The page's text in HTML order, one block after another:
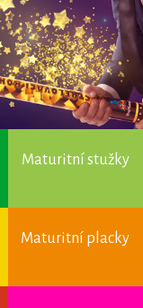
Maturitní stužky
Maturitní placky